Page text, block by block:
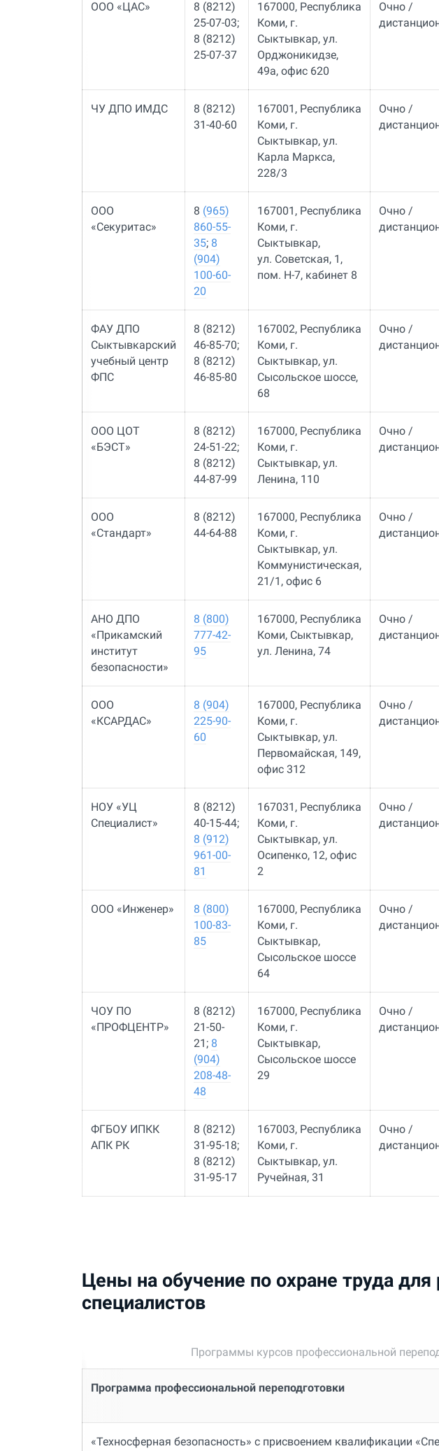
ООО «ЦАС»
8 (8212)
25-07-03;
8 (8212)
25-07-37
167000, Республика
Коми, г.
Сыктывкар, ул. ​
Орджоникидзе,
49а, офис 620
Очно /
ЧУ ДПО ИМДС
8 (8212)
31-40-60
167001, Республика
Коми, г.
Сыктывкар, ул. ​
Карла Маркса,
228/3
Очно /
ООО
«Секуритас»
8 (965)
860-55-
35; 8
(904)
100-60-
20
167001, Республика
Коми, г.
Сыктывкар,
ул. Советская, 1,
пом. Н-7, кабинет 8
Очно /
ФАУ ДПО
Сыктывкарский
учебный центр
ФПС
8 (8212)
46-85-70;
8 (8212)
46-85-80
167002, Республика
Коми, г.
Сыктывкар, ул.
Сысольское шоссе,
68
Очно /
ООО ЦОТ
«БЭСТ»
8 (8212)
24-51-22;
8 (8212)
44-87-99
167000, Республика
Коми, г.
Сыктывкар, ул. ​
Ленина, 110
Очно /
ООО
«Стандарт»
8 (8212)
44-64-88
​167000, Республика
Коми, г.
Сыктывкар, ул. ​
Коммунистическая,
21/1, офис 6
Очно /
АНО ДПО
«Прикамский
институт
безопасности»
8 (800)
777-42-
95
167000, Республика
Коми, Сыктывкар,
ул. Ленина, 74
Очно /
ООО
«КСАРДАС»
8 (904)
225-90-
60
167000, Республика
Коми, г.
Сыктывкар, ул.
Первомайская, 149,
офис 312
Очно /
НОУ «УЦ
Специалист»
8 (8212)
40-15-44;
8 (912)
961-00-
81
167031, Республика
Коми, г.
Сыктывкар, ул.
Осипенко, 12, офис
2
Очно /
ООО «Инженер»
8 (800)
100-83-
85
167000, Республика
Коми, г.
Сыктывкар,
Сысольское шоссе
64
Очно /
ЧОУ ПО
«ПРОФЦЕНТР»
8 (8212)
21-50-
21; 8
(904)
208-48-
48
167000, Республика
Коми, г.
Сыктывкар,
Сысольское шоссе
29
Очно /
ФГБОУ ИПКК
АПК РК
8 (8212)
31-95-18;
8 (8212)
31-95-17
167003, Республика
Коми, г.
Сыктывкар, ул.
Ручейная, 31
Очно /
Цены на обучение по охране труда для
специалистов
Программы курсов профессиональной
Программа профессиональной переподготовки
«Техносферная безопасность» с присвоением квалификации